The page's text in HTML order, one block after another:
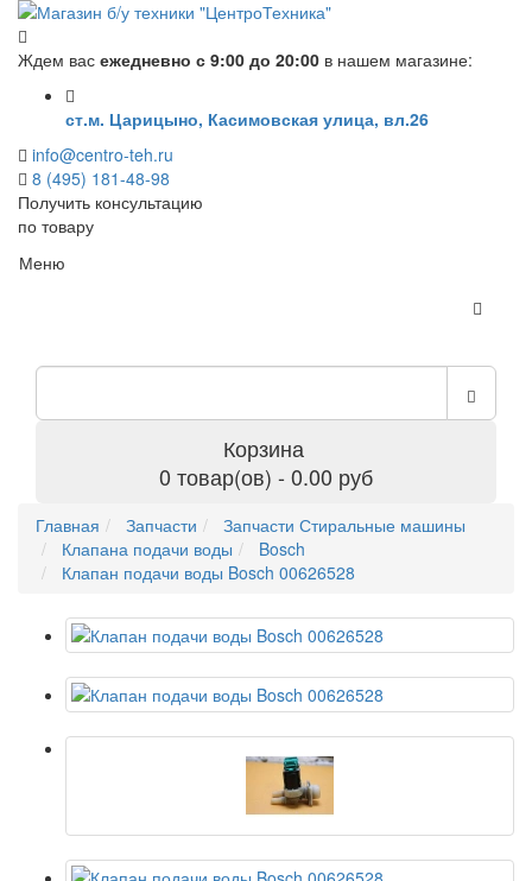
Ждем вас ежедневно с 9:00 до 20:00 в нашем магазине:
ст.м. Царицыно, Касимовская улица, вл.26
info@centro-teh.ru
8 (495) 181-48-98
Получить консультацию
по товару
Меню
Корзина
0 товар(ов) - 0.00 руб
Главная Запчасти
Запчасти Стиральные машины
Клапана подачи воды
Bosch
Клапан подачи воды Bosch 00626528